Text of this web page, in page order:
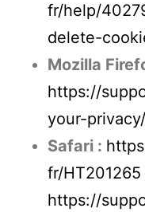
fr/help/
delete-
Mozilla
https://
your-
Safari :
fr/HT201265
https://